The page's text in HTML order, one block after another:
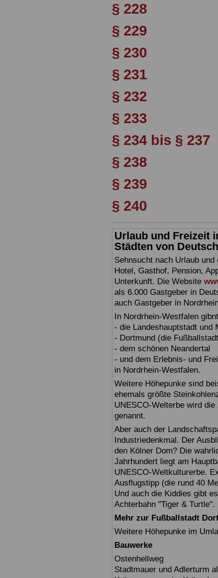
§ 228
§ 229
§ 230
§ 231
§ 232
§ 233
§ 234 bis § 237
§ 238
§ 239
§ 240
Urlaub und Freizeit
Städten von
Sehnsucht nach Urlaub
Hotel, Gasthof, Pension,
Unterkunft. Die Website
als 6.000 Gastgeber in
auch Gastgeber in
In Nordrhein-Westfalen
- die Landeshauptstadt und
- Dortmund (die
- dem schönen Neandertal
- und dem Erlebnis- und
in Nordrhein-Westfalen.
Weitere Höhepunke sind
ehemals größte
UNESCO-Welterbe wird
genannt.
Aber auch der
Industriedenkmal. Der
den Kölner Dom? Die
Jahrhundert liegt am
UNESCO-Weltkulturerbe.
Ausflugstipp (die rund 40
Und auch die Kiddies gibt
Achterbahn "Tiger & Turtle".
Mehr zur Fußballstadt
Weitere Höhepunke im
Bauwerke
Ostenhellweg
Stadtmauer und Adlerturm